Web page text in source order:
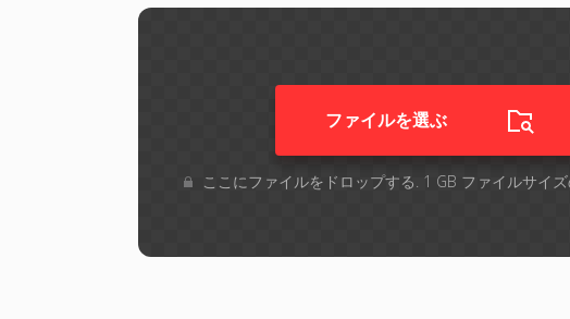
ファイルを選ぶ
ここにファイルをドロップする. 1 GB ファイルサイ